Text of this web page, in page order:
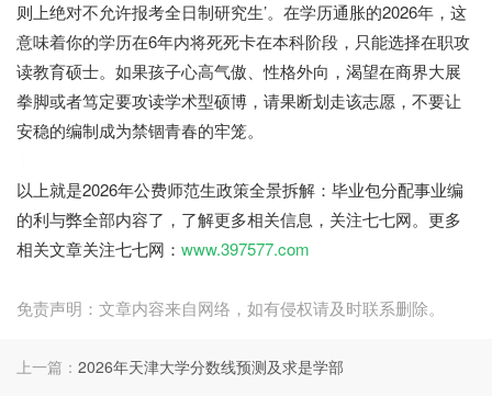
则上绝对不允许报考全日制研究生’。在学历通胀的2026年，这
意味着你的学历在6年内将死死卡在本科阶段，只能选择在职攻
读教育硕士。如果孩子心高气傲、性格外向，渴望在商界大展
拳脚或者笃定要攻读学术型硕博，请果断划走该志愿，不要让
安稳的编制成为禁锢青春的牢笼。
以上就是2026年公费师范生政策全景拆解：毕业包分配事业编
的利与弊全部内容了，了解更多相关信息，关注七七网。更多
相关文章关注七七网： www.397577.com
免责声明：文章内容来自网络，如有侵权请及时联系删除。
上一篇： 2026年天津大学分数线预测及求是学部